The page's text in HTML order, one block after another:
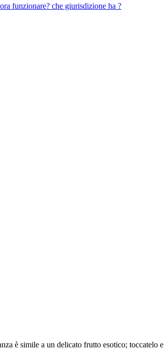
funzionare? che giurisdizione ha ?
è simile a un delicato frutto esotico; toccatelo